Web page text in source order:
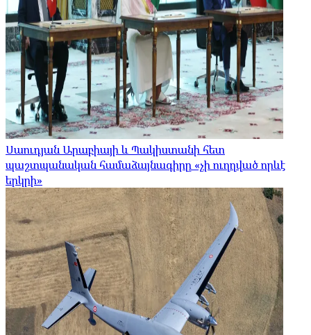
Սաուդյան Արաբիայի և Պակիստանի հետ
պաշտպանական համաձայնագիրը «չի ուղղված որևէ
երկրի»